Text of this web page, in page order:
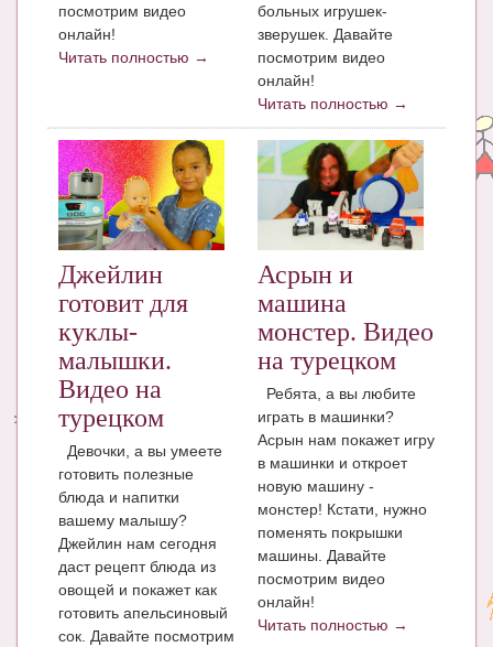
посмотрим видео
онлайн!
Читать полностью →
больных игрушек-
зверушек. Давайте
посмотрим видео
онлайн!
Читать полностью →
Джейлин
готовит для
куклы-
малышки.
Видео на
турецком
Девочки, а вы умеете
готовить полезные
блюда и напитки
вашему малышу?
Джейлин нам сегодня
даст рецепт блюда из
овощей и покажет как
готовить апельсиновый
сок. Давайте посмотрим
Асрын и
машина
монстер. Видео
на турецком
Ребята, а вы любите
играть в машинки?
Асрын нам покажет игру
в машинки и откроет
новую машину -
монстер! Кстати, нужно
поменять покрышки
машины. Давайте
посмотрим видео
онлайн!
Читать полностью →